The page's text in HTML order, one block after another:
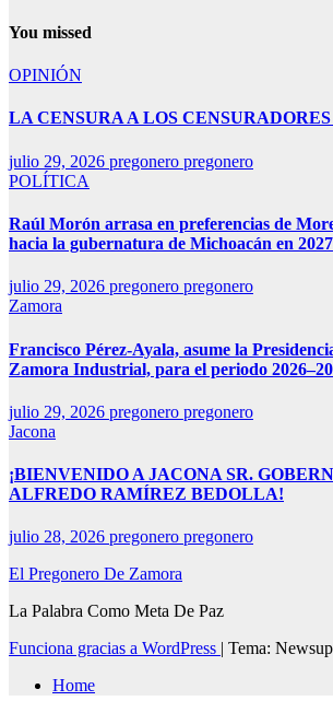
You missed
OPINIÓN
LA CENSURA A LOS
julio 29, 2026 pregonero pregonero
POLÍTICA
Raúl Morón arrasa en preferencias de
hacia la gubernatura de Michoacán en 2027
julio 29, 2026 pregonero pregonero
Zamora
Francisco Pérez-Ayala, asume la
Zamora Industrial, para el periodo
julio 29, 2026 pregonero pregonero
Jacona
¡BIENVENIDO A JACONA SR.
ALFREDO RAMÍREZ BEDOLLA!
julio 28, 2026 pregonero pregonero
El Pregonero De Zamora
La Palabra Como Meta De Paz
Funciona gracias a WordPress | Tema:
Home